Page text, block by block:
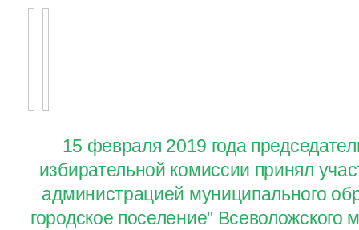
15 февраля 2019 года
избирательной комиссии принял
администрацией муниципального
городское поселение" Всеволожского